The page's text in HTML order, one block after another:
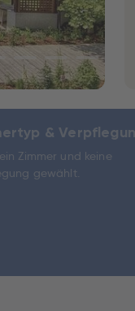
&
Zimmer und keine
gewählt.